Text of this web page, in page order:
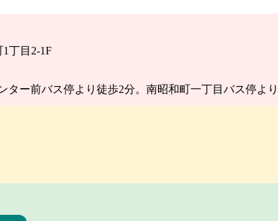
丁目2-1F
ター前バス停より徒歩2分。南昭和町一丁目バス停より